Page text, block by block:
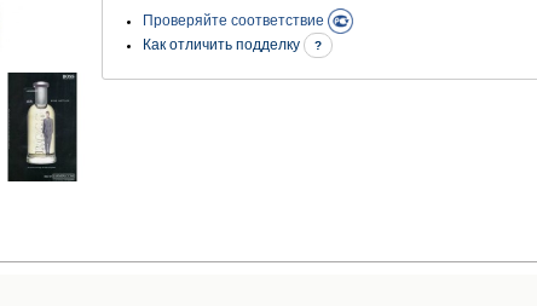
Проверяйте соответствие
Как отличить подделку
?